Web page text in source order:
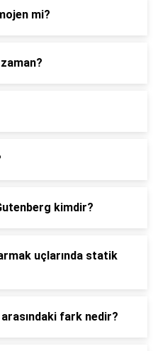
mi?
kimdir?
uçlarında statik
fark nedir?